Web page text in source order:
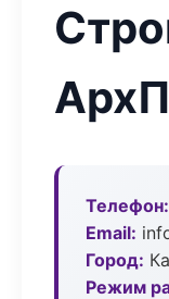
Телефон:
Email:
Город:
Режим